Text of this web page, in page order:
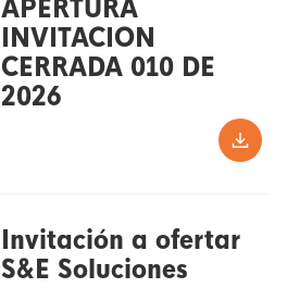
APERTURA
INVITACION
CERRADA 010 DE
2026
Invitación a ofertar
S&E Soluciones